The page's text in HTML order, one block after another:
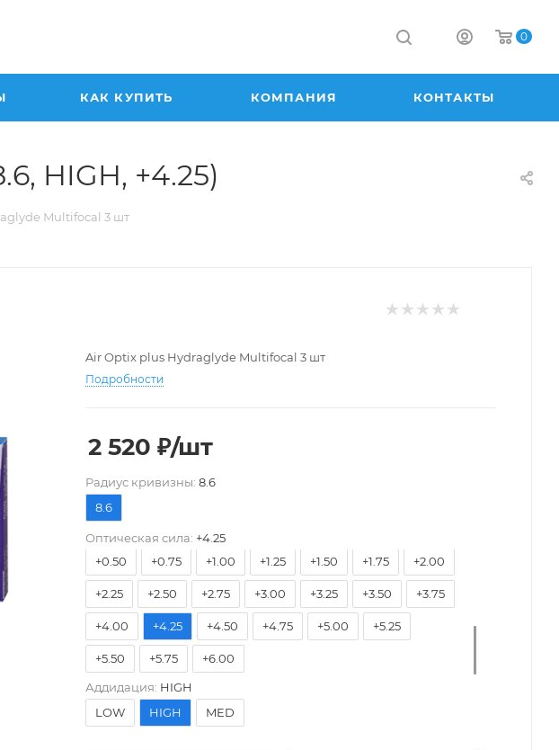
0
КАК КУПИТЬ КОМПАНИЯ КОНТАКТЫ
HIGH, +4.25)
Multifocal 3 шт
Air Optix plus Hydraglyde Multifocal 3 шт
Подробности
2 520 ₽/шт
Pадиус кривизны: 8.6
8.6
Оптическая сила: +4.25
-10.00 -9.75 -9.50
-3.00
+0.50 +0.75 +1.00 +1.25 +1.50 +1.75 +2.00
+2.25 +2.50 +2.75 +3.00 +3.25 +3.50 +3.75
+4.00 +4.25 +4.50 +4.75 +5.00 +5.25
+5.50 +5.75
+6.00
Аддидация: HIGH
LOW
HIGH MED